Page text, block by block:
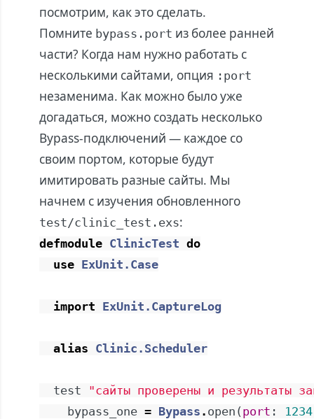
посмотрим, как это сделать.
Помните bypass.port из более ранней
части? Когда нам нужно работать с
несколькими сайтами, опция :port
незаменима. Как можно было уже
догадаться, можно создать несколько
Bypass-подключений — каждое со
своим портом, которые будут
имитировать разные сайты. Мы
начнем с изучения обновленного
test/clinic_test.exs:
defmodule ClinicTest do
use ExUnit.Case
import ExUnit.CaptureLog
alias Clinic.Scheduler
test
"сайты проверены и результаты
bypass_one = Bypass . open ( port : 1234